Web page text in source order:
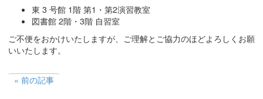
東 3 号館 1階 第1・第2演習教室
図書館 2階・3階 自習室
ご不便をおかけいたしますが、ご理解とご協力のほどよろしくお願
いいたします。
前の記事